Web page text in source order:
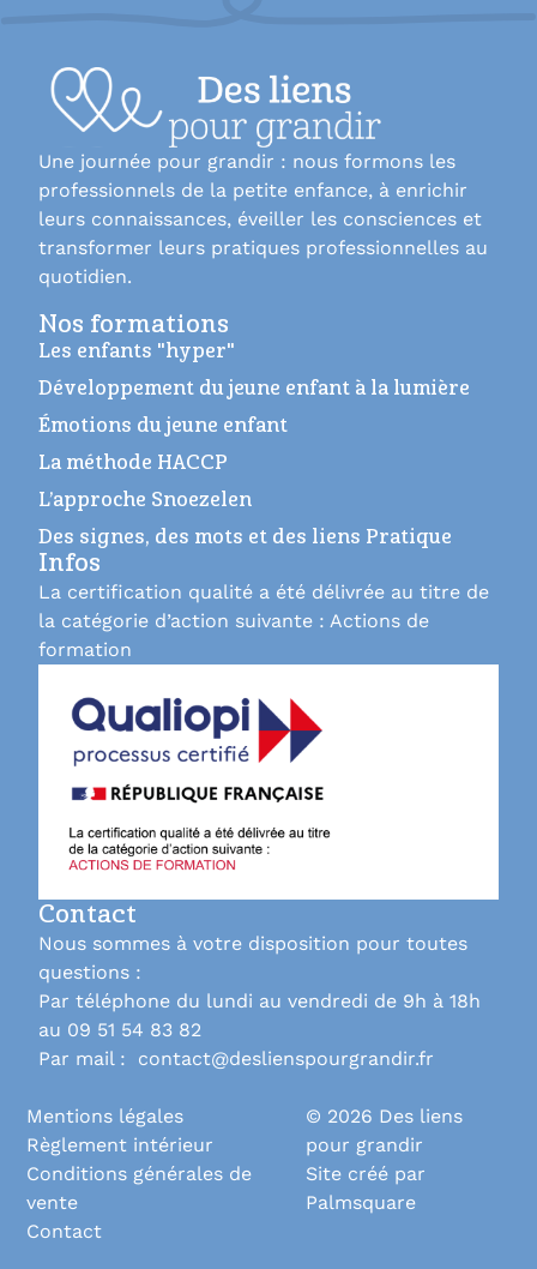
Une journée pour grandir : nous formons les
professionnels de la petite enfance, à enrichir
leurs connaissances, éveiller les consciences et
transformer leurs pratiques professionnelles au
quotidien.
Nos formations
Les enfants "hyper"
Développement du jeune enfant à la lumière
Émotions du jeune enfant
La méthode HACCP
L’approche Snoezelen
Des signes, des mots et des liens Pratique
Infos
La certification qualité a été délivrée au titre de
la catégorie d’action suivante : Actions de
formation
Contact
Nous sommes à votre disposition pour toutes
questions :
Par téléphone du lundi au vendredi de 9h à 18h
au 09 51 54 83 82
Par mail : contact@deslienspourgrandir.fr
Mentions légales
Règlement intérieur
Conditions générales de
vente
Contact
© 2026 Des liens
pour grandir
Site créé par
Palmsquare